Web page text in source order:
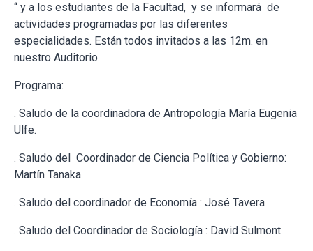
“ y a los estudiantes de la Facultad, y se informará de
actividades programadas por las diferentes
especialidades. Están todos invitados a las 12m. en
nuestro Auditorio.
Programa:
. Saludo de la coordinadora de Antropología María Eugenia
Ulfe.
. Saludo del Coordinador de Ciencia Política y Gobierno:
Martín Tanaka
. Saludo del coordinador de Economía : José Tavera
. Saludo del Coordinador de Sociología : David Sulmont